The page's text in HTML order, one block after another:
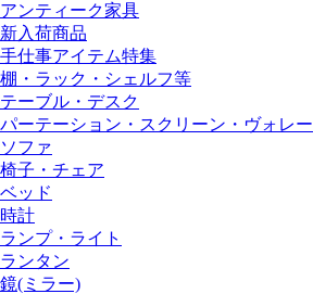
アンティーク家具
新入荷商品
手仕事アイテム特集
棚・ラック・シェルフ等
テーブル・デスク
パーテーション・スクリーン・ヴォレー
ソファ
椅子・チェア
ベッド
時計
ランプ・ライト
ランタン
鏡(ミラー)